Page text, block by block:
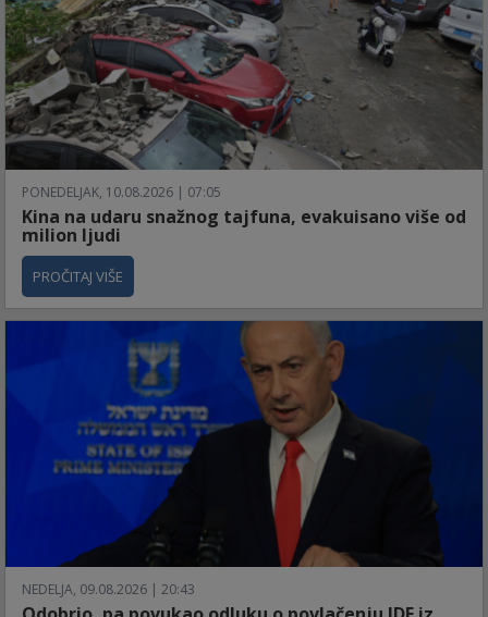
PONEDELJAK, 10.08.2026 | 07:05
Kina na udaru snažnog tajfuna, evakuisano više od
milion ljudi
PROČITAJ VIŠE
NEDELJA, 09.08.2026 | 20:43